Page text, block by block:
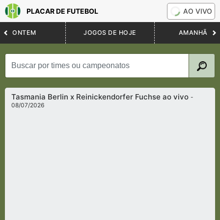
PLACAR DE FUTEBOL AO VIVO
ONTEM JOGOS DE HOJE AMANHÃ
Tasmania Berlin x Reinickendorfer Fuchse ao vivo-
08/07/2026